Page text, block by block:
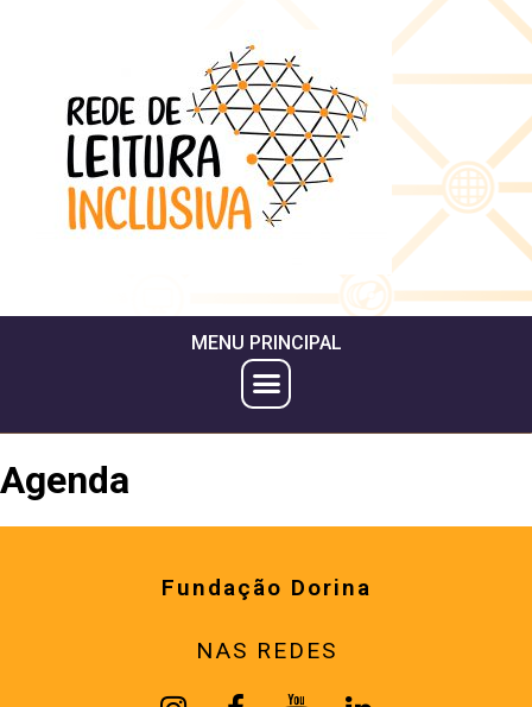
MENU PRINCIPAL
Agenda
Fundação Dorina
NAS REDES